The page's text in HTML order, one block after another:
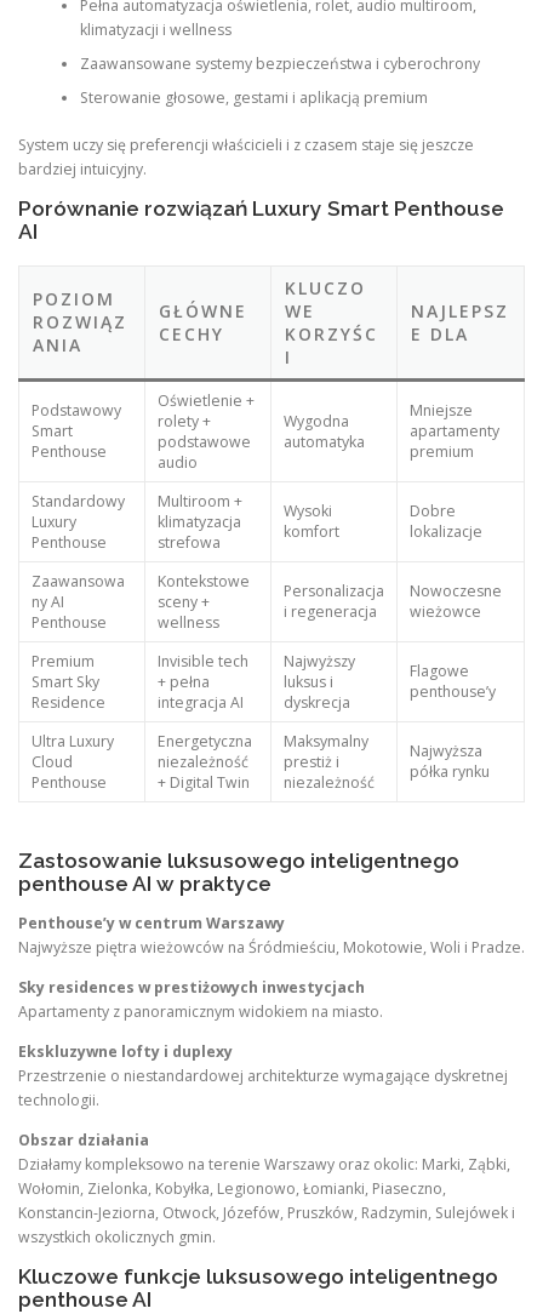
Pełna automatyzacja oświetlenia, rolet, audio multiroom,
klimatyzacji i wellness
Zaawansowane systemy bezpieczeństwa i cyberochrony
Sterowanie głosowe, gestami i aplikacją premium
System uczy się preferencji właścicieli i z czasem staje się jeszcze
bardziej intuicyjny.
Porównanie rozwiązań Luxury Smart Penthouse
AI
POZIOM
ROZWIĄZ
ANIA
GŁÓWNE
CECHY
KLUCZO
WE
KORZYŚC
I
NAJLEPSZ
E DLA
Podstawowy
Smart
Penthouse
Oświetlenie +
rolety +
podstawowe
audio
Wygodna
automatyka
Mniejsze
apartamenty
premium
Standardowy
Luxury
Penthouse
Multiroom +
klimatyzacja
strefowa
Wysoki
komfort
Dobre
lokalizacje
Zaawansowa
ny AI
Penthouse
Kontekstowe
sceny +
wellness
Personalizacja
i regeneracja
Nowoczesne
wieżowce
Premium
Smart Sky
Residence
Invisible tech
+ pełna
integracja AI
Najwyższy
luksus i
dyskrecja
Flagowe
penthouse’y
Ultra Luxury
Cloud
Penthouse
Energetyczna
niezależność
+ Digital Twin
Maksymalny
prestiż i
niezależność
Najwyższa
półka rynku
Zastosowanie luksusowego inteligentnego
penthouse AI w praktyce
Penthouse’y w centrum Warszawy
Najwyższe piętra wieżowców na Śródmieściu, Mokotowie, Woli i Pradze.
Sky residences w prestiżowych inwestycjach
Apartamenty z panoramicznym widokiem na miasto.
Ekskluzywne lofty i duplexy
Przestrzenie o niestandardowej architekturze wymagające dyskretnej
technologii.
Obszar działania
Działamy kompleksowo na terenie Warszawy oraz okolic: Marki, Ząbki,
Wołomin, Zielonka, Kobyłka, Legionowo, Łomianki, Piaseczno,
Konstancin-Jeziorna, Otwock, Józefów, Pruszków, Radzymin, Sulejówek i
wszystkich okolicznych gmin.
Kluczowe funkcje luksusowego inteligentnego
penthouse AI